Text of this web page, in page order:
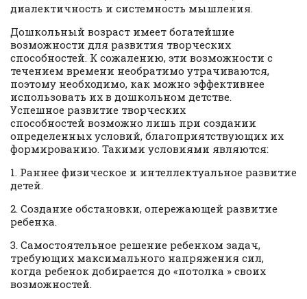
диалектичность и системность мышления.
Дошкольный возраст имеет богатейшие
возможности для развития творческих
способностей. К сожалению, эти возможности с
течением времени необратимо утрачиваются,
поэтому необходимо, как можно эффективнее
использовать их в дошкольном детстве.
Успешное развитие творческих
способностей возможно лишь при создании
определенных условий, благоприятствующих их
формированию. Такими условиями являются:
1. Раннее физическое и интеллектуальное развитие
детей.
2. Создание обстановки, опережающей развитие
ребенка.
3. Самостоятельное решение ребенком задач,
требующих максимального напряжения сил,
когда ребенок добирается до «потолка » своих
возможностей.